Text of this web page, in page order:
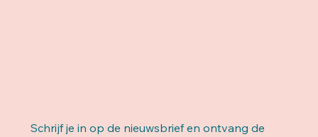
Schrijf je in op de nieuwsbrief en ontvang de